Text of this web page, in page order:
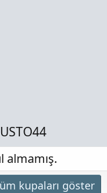
almamış.
kupaları göster